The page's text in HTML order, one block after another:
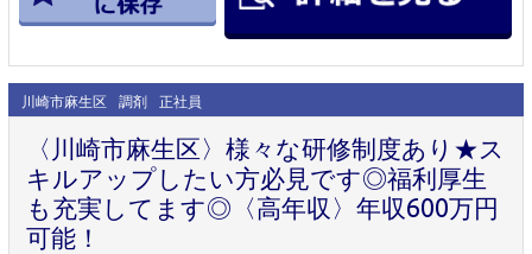
川崎市麻生区 調剤 正社員
〈川崎市麻生区〉様々な研修制度あり★ス
キルアップしたい方必見です◎福利厚生
も充実してます◎〈高年収〉年収600万円
可能！